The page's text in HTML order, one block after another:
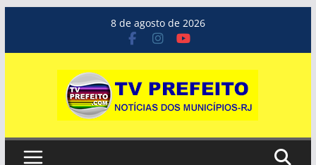
o
8 de agosto de 2026